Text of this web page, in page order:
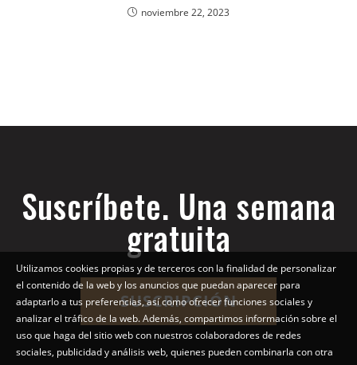
noviembre 22, 2023
Suscríbete. Una semana
gratuita
SUSCRIPCIÓN
Utilizamos cookies propias y de terceros con la finalidad de personalizar
el contenido de la web y los anuncios que puedan aparecer para
adaptarlo a tus preferencias, así como ofrecer funciones sociales y
analizar el tráfico de la web. Además, compartimos información sobre el
uso que haga del sitio web con nuestros colaboradores de redes
sociales, publicidad y análisis web, quienes pueden combinarla con otra